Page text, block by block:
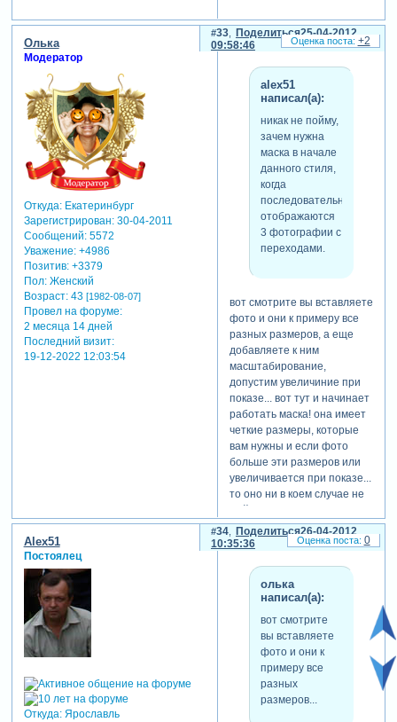
Поделиться
33
25-04-2012
09:58:46
Олька
Модератор
Откуда:Екатеринбург
Зарегистрирован: 30-04-2011
Сообщений:5572
Уважение: +4986
Позитив: +3379
Пол:Женский
Возраст:43 [1982-08-07]
Провел на форуме:
2 месяца 14 дней
Последний визит:
19-12-2022 12:03:54
alex51
написал(а):
никак не пойму,
зачем нужна
маска в начале
данного стиля,
когда
последовательно
отображаются
3 фотографии с
переходами.
вот смотрите вы вставляете
фото и они к примеру все
разных размеров, а еще
добавляете к ним
масштабирование,
допустим увеличиние при
показе... вот тут и начинает
работать маска! она имеет
четкие размеры, которые
вам нужны и если фото
больше эти размеров или
увеличивается при показе...
то оно ни в коем случае не
выйдет за границы маски, а
в масштабе может
увеличиваться сколько ей
+2
Поделиться
34
26-04-2012
10:35:36
Alex51
Постоялец
Откуда:Ярославль
олька
написал(а):
вот смотрите
вы вставляете
фото и они к
примеру все
разных
размеров...
0